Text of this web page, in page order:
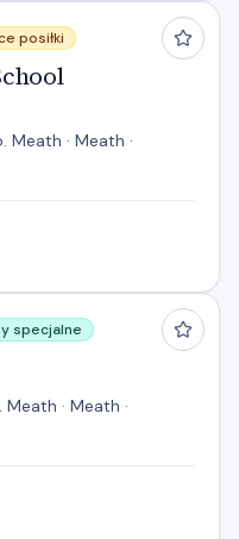
posiłki
Meath · Meath ·
specjalne
· Meath ·